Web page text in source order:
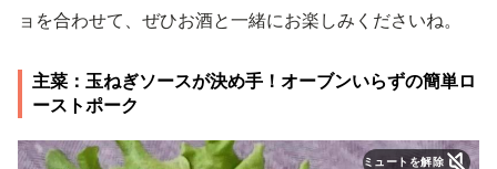
ョを合わせて、ぜひお酒と一緒にお楽しみくださいね。
主菜：玉ねぎソースが決め手！オーブンいらずの簡単ロ
ーストポーク
ミュートを解除